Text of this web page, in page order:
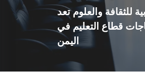
للثقافة والعلوم تعد
قطاع التعليم في
اليمن